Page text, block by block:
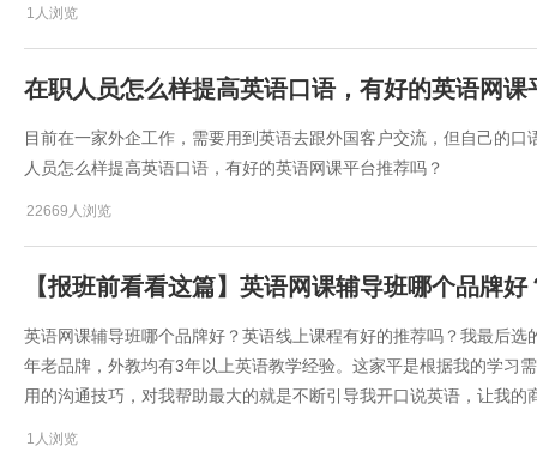
1人浏览
在职人员怎么样提高英语口语，有好的英语网课
目前在一家外企工作，需要用到英语去跟外国客户交流，但自己的
人员怎么样提高英语口语，有好的英语网课平台推荐吗？
22669人浏览
【报班前看看这篇】英语网课辅导班哪个品牌
英语网课辅导班哪个品牌好？英语线上课程有好的推荐吗？我最后
年老品牌，外教均有3年以上英语教学经验。这家平是根据我的学习
用的沟通技巧，对我帮助最大的就是不断引导我开口说英语，让我
1人浏览